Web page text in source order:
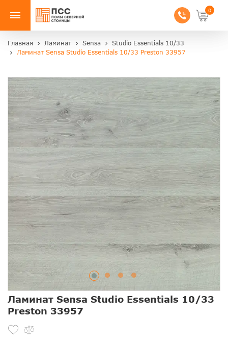
0
Главная Ламинат Sensa
Studio Essentials 10/33
Ламинат Sensa Studio Essentials 10/33 Preston 33957
Ламинат Sensa Studio Essentials 10/33
Preston 33957